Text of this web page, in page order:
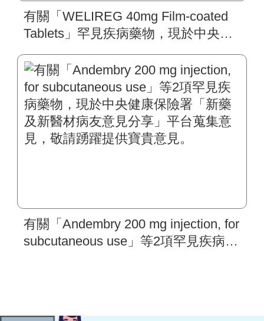
有關「WELIREG 40mg Film-coated
Tablets」罕見疾病藥物，現於中央健
享」平台蒐集意見，敬請踴躍提供寶
貴意見。
有關「Andembry 200 mg injection, for
subcutaneous use」等2項罕見疾病藥